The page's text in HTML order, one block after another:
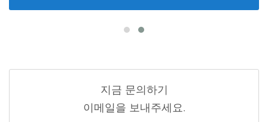
지금 문의하기
이메일을 보내주세요.